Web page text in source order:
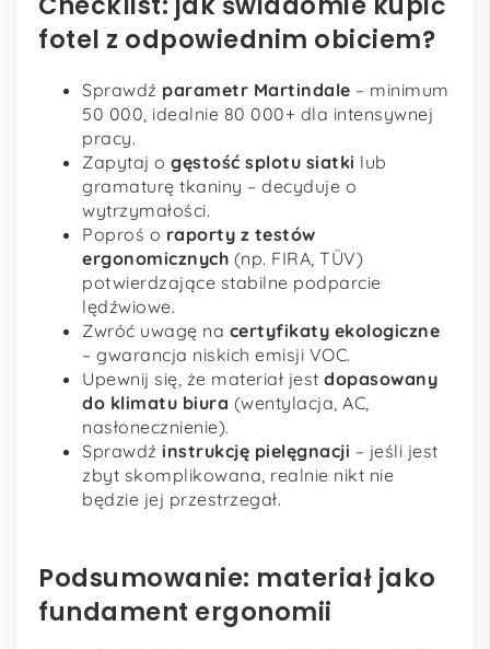
fotel z odpowiednim obiciem?
Sprawdź parametr Martindale – minimum
50 000, idealnie 80 000+ dla intensywnej
pracy.
Zapytaj o gęstość splotu siatki lub
gramaturę tkaniny – decyduje o
wytrzymałości.
Poproś o raporty z testów
ergonomicznych (np. FIRA, TÜV)
potwierdzające stabilne podparcie
lędźwiowe.
Zwróć uwagę na certyfikaty ekologiczne
– gwarancja niskich emisji VOC.
Upewnij się, że materiał jest dopasowany
do klimatu biura (wentylacja, AC,
nasłonecznienie).
Sprawdź instrukcję pielęgnacji – jeśli jest
zbyt skomplikowana, realnie nikt nie
będzie jej przestrzegał.
Podsumowanie: materiał jako
fundament ergonomii